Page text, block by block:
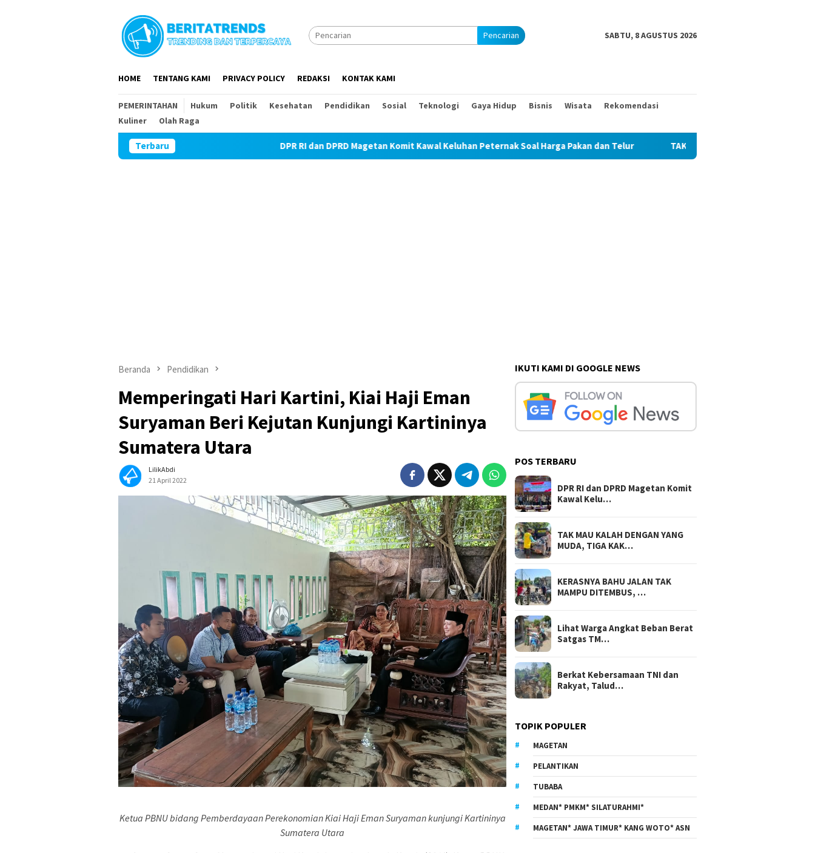
Pencarian SABTU, 8 AGUSTUS 2026
HOME TENTANG KAMI PRIVACY POLICY REDAKSI KONTAK KAMI
PEMERINTAHAN Hukum Politik Kesehatan Pendidikan Sosial Teknologi Gaya Hidup Bisnis Wisata
Rekomendasi
Kuliner
Olah Raga
Terbaru DPR RI dan DPRD Magetan Komit Kawal Keluhan Peternak Soal Harga Pakan dan Telur TAK MAU KALAH DENGAN YANG MUDA, TIGA KAKEK INI
Beranda Pendidikan
Memperingati Hari Kartini, Kiai Haji Eman
Suryaman Beri Kejutan Kunjungi Kartininya
Sumatera Utara
LilikAbdi
21 April 2022
Ketua PBNU bidang Pemberdayaan Perekonomian Kiai Haji Eman Suryaman kunjungi Kartininya
Sumatera Utara
IKUTI KAMI DI GOOGLE NEWS
POS TERBARU
DPR RI dan DPRD Magetan Komit
Kawal Kelu…
TAK MAU KALAH DENGAN YANG
MUDA, TIGA KAK…
KERASNYA BAHU JALAN TAK
MAMPU DITEMBUS, …
Lihat Warga Angkat Beban Berat
Satgas TM…
Berkat Kebersamaan TNI dan
Rakyat, Talud…
TOPIK POPULER
MAGETAN
PELANTIKAN
TUBABA
MEDAN* PMKM* SILATURAHMI*
MAGETAN* JAWA TIMUR* KANG WOTO* ASN